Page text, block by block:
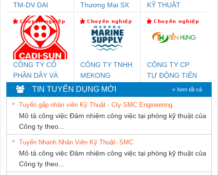
TM-DV DAI
DONG THANH
Thương Mại SX
KỸ THUẬT
NAM
CÔNG TY CỔ
PHẦN DÂY VÀ
CÁP ĐIỆN
THƯỢNG ĐÌNH
CÔNG TY TNHH
MEKONG
MARINE
SUPPLY
CÔNG TY CP
TỰ ĐỘNG TIẾN
TIN TUYỂN DỤNG MỚI » Xem tất cả
Tuyển gấp nhân viên Kỹ Thuật - Cty SMC Engineering
Mô tả công việc Đảm nhiệm công việc tại phòng kỹ thuật của
Công ty theo...
Tuyển Nhanh Nhân Viên Kỹ Thuật- SMC
Mô tả công việc Đảm nhiệm công việc tại phòng kỹ thuật của
Công ty theo...